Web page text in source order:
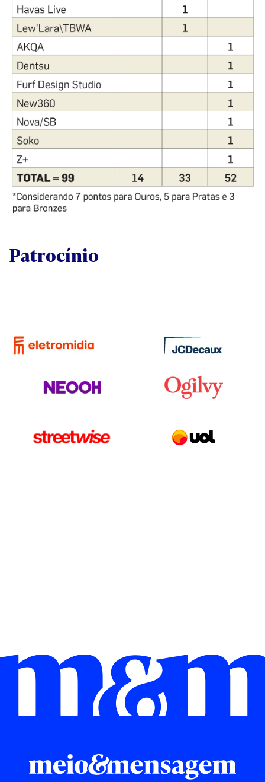
Patrocínio